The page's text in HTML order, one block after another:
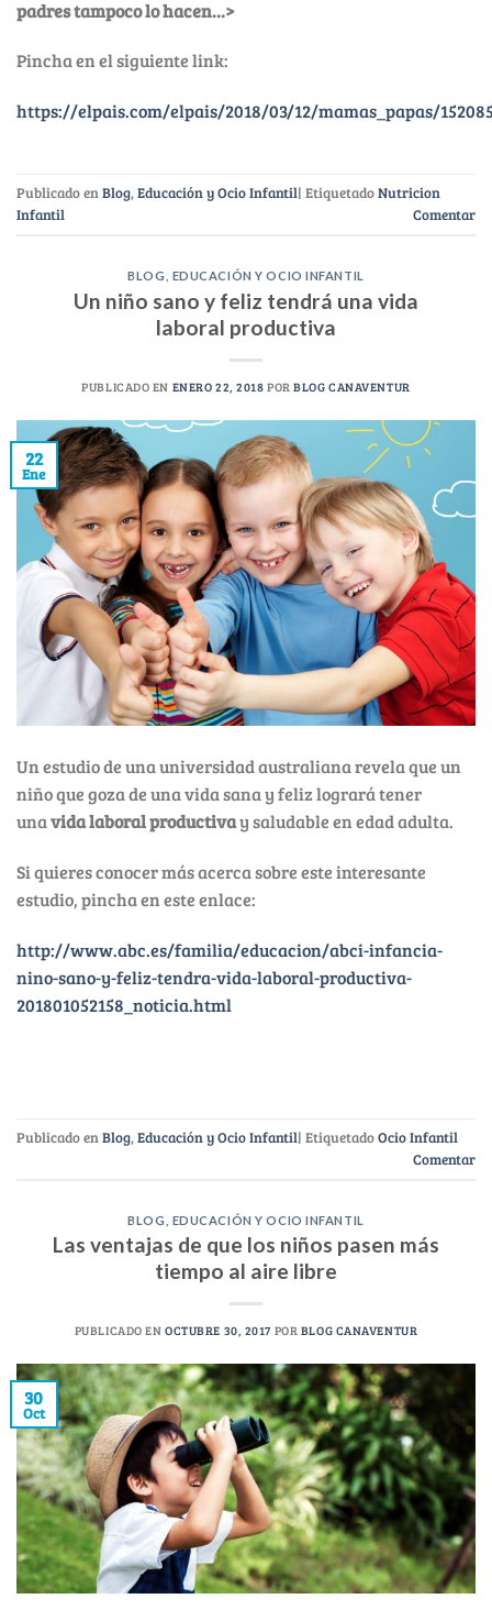
padres tampoco lo hacen…>
Pincha en el siguiente link:
https://elpais.com/elpais/2018/03/12/mamas_papas/
Publicado enBlog,Educación y Ocio Infantil| EtiquetadoNutricion
Infantil
Comentar
BLOG EDUCACIÓN Y OCIO INFANTIL
Un niño sano y feliz tendrá una vida
laboral productiva
PUBLICADO EN ENERO 22, 2018 PORBLOG CANAVENTUR
22
Ene
Un estudio de una universidad australiana revela que un
niño que goza de una vida sana y feliz logrará tener
unavida laboral productivay saludable en edad adulta.
Si quieres conocer más acerca sobre este interesante
estudio, pincha en este enlace:
http://www.abc.es/familia/educacion/abci-infancia-
nino-sano-y-feliz-tendra-vida-laboral-productiva-
201801052158_noticia.html
Publicado enBlog,Educación y Ocio Infantil| EtiquetadoOcio Infantil
Comentar
BLOG EDUCACIÓN Y OCIO INFANTIL
Las ventajas de que los niños pasen más
tiempo al aire libre
PUBLICADO ENOCTUBRE 30, 2017 POR BLOG CANAVENTUR
30
Oct